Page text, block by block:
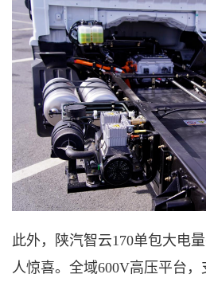
此外，陕汽智云170单包大电
人惊喜。全域600V高压平台